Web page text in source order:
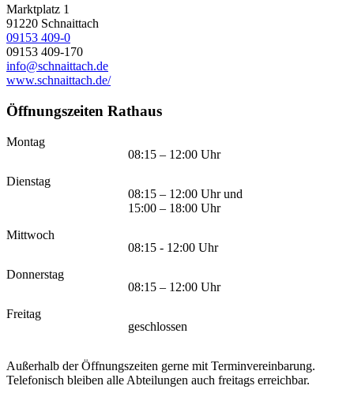
Marktplatz 1
91220 Schnaittach
09153 409-0
09153 409-170
info@schnaittach.de
www.schnaittach.de/
Öffnungszeiten Rathaus
Montag
08:15 – 12:00 Uhr
Dienstag
08:15 – 12:00 Uhr und
15:00 – 18:00 Uhr
Mittwoch
08:15 - 12:00 Uhr
Donnerstag
08:15 – 12:00 Uhr
Freitag
geschlossen
Außerhalb der Öffnungszeiten gerne mit Terminvereinbarung.
Telefonisch bleiben alle Abteilungen auch freitags erreichbar.